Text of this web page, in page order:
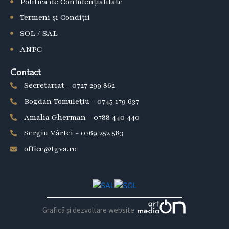
Termeni și Condiții
SOL / SAL
ANPC
Contact
Secretariat - 0727 299 862
Bogdan Tomulețiu - 0745 179 637
Amalia Gherman - 0788 440 440
Sergiu Vârtei - 0769 252 583
office@tgva.ro
Graficã și dezvoltare website